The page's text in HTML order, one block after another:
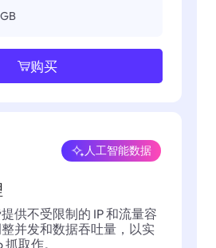
购买
人工智能数据
供不受限制的 IP 和流量容
并发和数据吞吐量，以实
取作。